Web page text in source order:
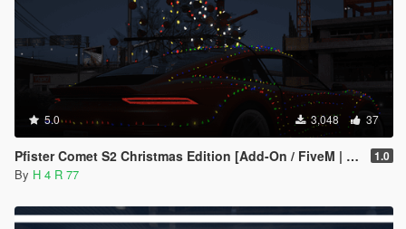
5.0 3,048 37
Pfister Comet S2 Christmas Edition [Add-On / FiveM | LODs] 1.0
By H 4 R 77